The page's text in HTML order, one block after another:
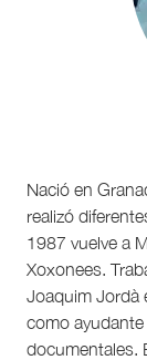
Nació en
realizó
1987 vuelve a
Xoxonees.
Joaquim Jordà
como
documentales.